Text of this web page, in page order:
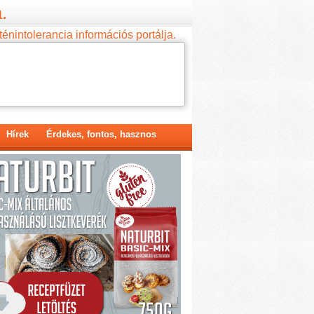
információs portálja.
Hírek Érdekes, fontos, hasznos